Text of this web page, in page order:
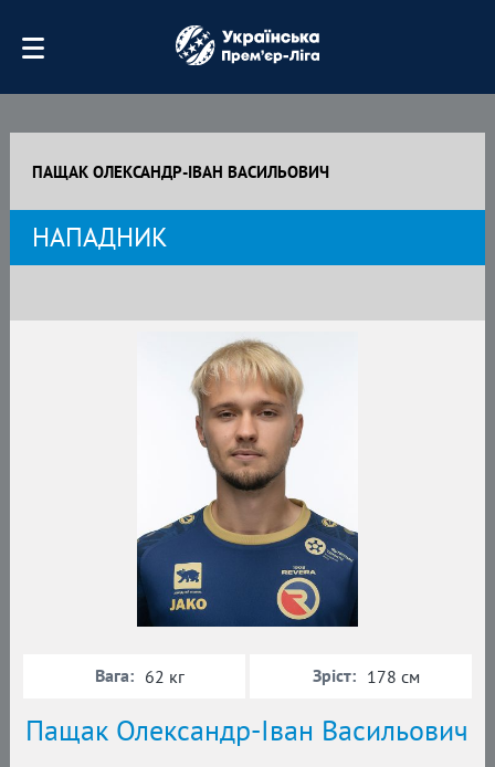
ПАЩАК ОЛЕКСАНДР-ІВАН ВАСИЛЬОВИЧ
НАПАДНИК
Пащак Олександр-Іван Васильович
Вага: 62 кг Зріст: 178 см